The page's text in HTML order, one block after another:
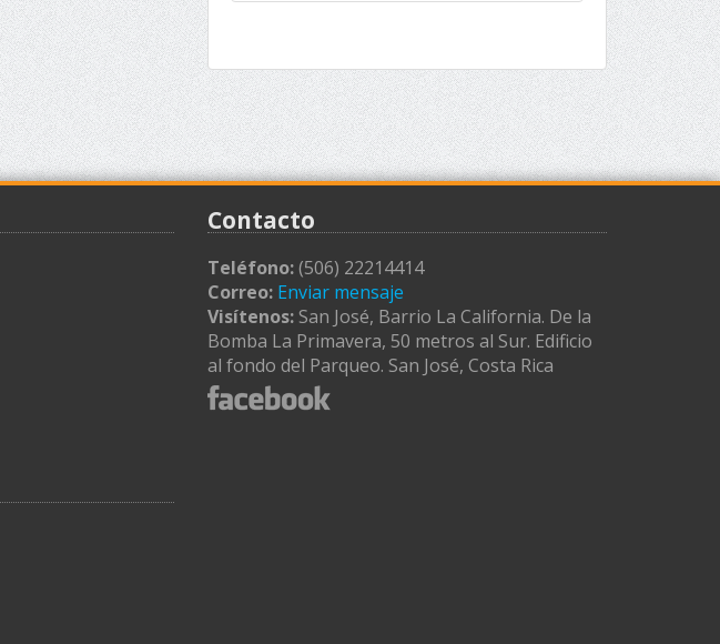
Contacto
Teléfono:(506) 22214414
Correo: Enviar mensaje
Visítenos: San José, Barrio La California. De la
Bomba La Primavera, 50 metros al Sur. Edificio
al fondo del Parqueo. San José, Costa Rica